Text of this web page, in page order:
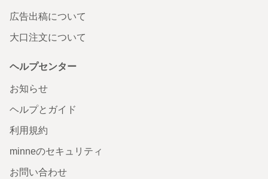
広告出稿について
大口注文について
ヘルプセンター
お知らせ
ヘルプとガイド
利用規約
minneのセキュリティ
お問い合わせ